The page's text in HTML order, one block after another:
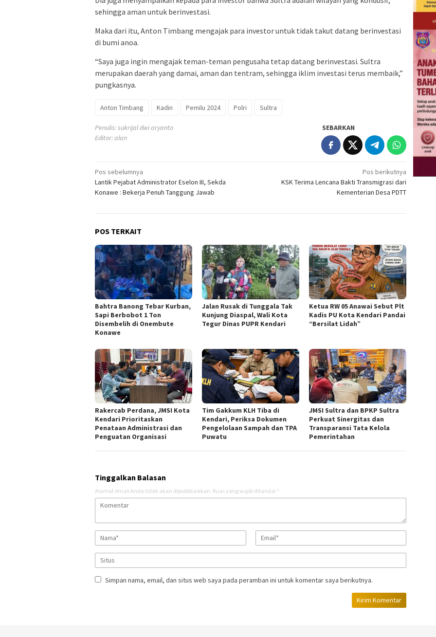
sehingga aman untuk berinvestasi.
Maka dari itu, Anton Timbang mengajak para investor untuk tidak takut datang berinvestasi
di bumi anoa.
“Saya juga ingin mengajak teman-teman pengusaha tetap datang berinvestasi. Sultra
merupakan daerah yang damai, aman dan tentram, sehingga iklim investasi terus membaik,”
pungkasnya.
Anton Timbang Kadin Pemilu 2024 Polri Sultra
Penulis: sukrijal dwi aryanto
Editor: alan
SEBARKAN
Navigasi
pos
Pos sebelumnya
Lantik Pejabat Administrator Eselon III, Sekda
Konawe : Bekerja Penuh Tanggung Jawab
Pos berikutnya
KSK Terima Lencana Bakti Transmigrasi dari
Kementerian Desa PDTT
POS TERKAIT
Bahtra Banong Tebar Kurban,
Sapi Berbobot 1 Ton
Disembelih di Onembute
Konawe
Jalan Rusak di Tunggala Tak
Kunjung Diaspal, Wali Kota
Tegur Dinas PUPR Kendari
Ketua RW 05 Anawai Sebut Plt
Kadis PU Kota Kendari Pandai
“Bersilat Lidah”
Rakercab Perdana, JMSI Kota
Kendari Prioritaskan
Penataan Administrasi dan
Penguatan Organisasi
Tim Gakkum KLH Tiba di
Kendari, Periksa Dokumen
Pengelolaan Sampah dan TPA
Puwatu
JMSI Sultra dan BPKP Sultra
Perkuat Sinergitas dan
Transparansi Tata Kelola
Pemerintahan
Tinggalkan Balasan
Alamat email Anda tidak akan dipublikasikan. Ruas yang wajib ditandai *
Simpan nama, email, dan situs web saya pada peramban ini untuk komentar saya berikutnya.